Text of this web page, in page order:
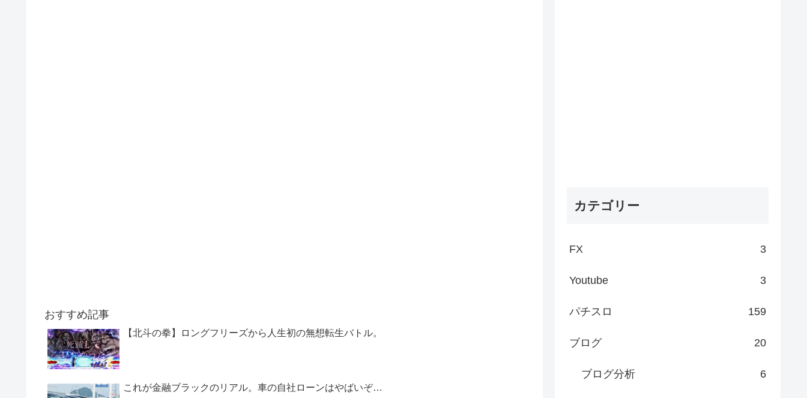
おすすめ記事
【北斗の拳】ロングフリーズから人生初の無想転生バトル。
これが金融ブラックのリアル。車の自社ローンはやばいぞ…
カテゴリー
FX 3
Youtube 3
パチスロ 159
ブログ 20
ブログ分析 6